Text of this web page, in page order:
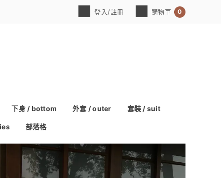
登入/註冊 購物車 0
下身 / bottom 外套 / outer 套裝 / suit
部落格